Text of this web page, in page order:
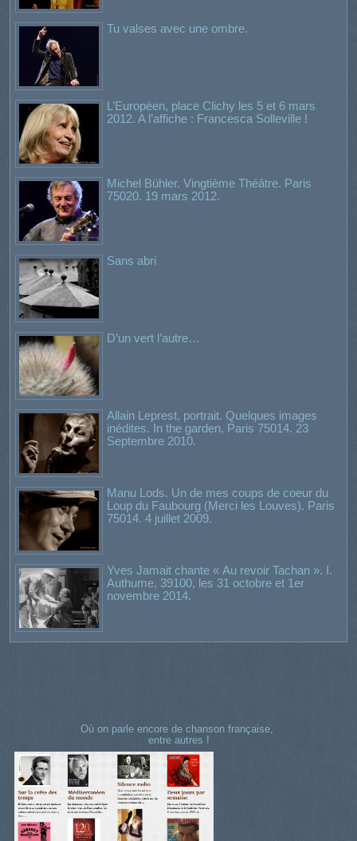
Tu valses avec une ombre.
L’Européen, place Clichy les 5 et 6 mars
2012. A l’affiche : Francesca Solleville !
Michel Bühler. Vingtième Théâtre. Paris
75020. 19 mars 2012.
Sans abri
D’un vert l’autre…
Allain Leprest, portrait. Quelques images
inédites. In the garden, Paris 75014. 23
Septembre 2010.
Manu Lods. Un de mes coups de coeur du
Loup du Faubourg (Merci les Louves). Paris
75014. 4 juillet 2009.
Yves Jamait chante « Au revoir Tachan ». I.
Authume, 39100, les 31 octobre et 1er
novembre 2014.
Où on parle encore de chanson française,
entre autres !